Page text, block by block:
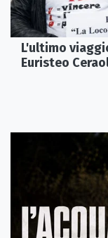
L'ultimo
Euristeo